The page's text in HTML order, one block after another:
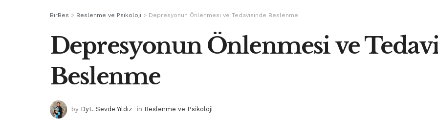
BirBes > Beslenme ve Psikoloji > Depresyonun Önlenmesi ve Tedavisinde Beslenme
Depresyonun Önlenmesi ve
Beslenme
by Dyt. Sevde Yıldız in Beslenme ve Psikoloji